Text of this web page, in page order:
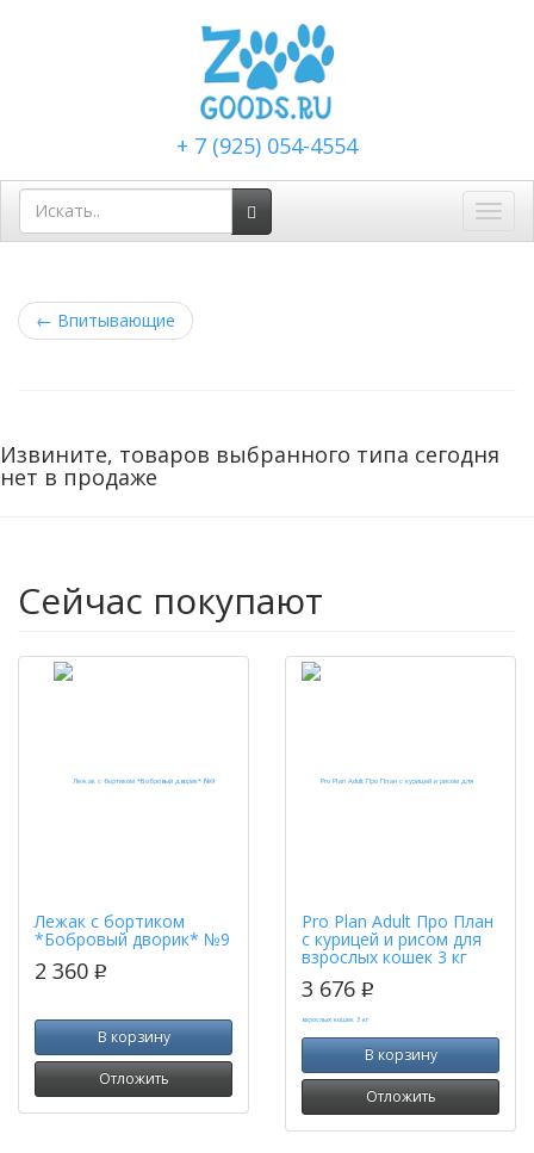
+ 7 (925) 054-4554
← Впитывающие
Извините, товаров выбранного типа сегодня
нет в продаже
Сейчас покупают
Лежак с бортиком
*Бобровый дворик* №9
2 360 p
В корзину
Отложить
Pro Plan Adult Про План
с курицей и рисом для
взрослых кошек 3 кг
3 676 p
В корзину
Отложить